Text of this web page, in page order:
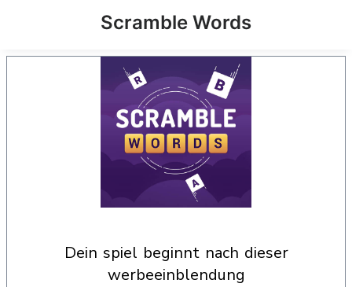
Scramble Words
dein spiel beginnt nach dieser
werbeeinblendung